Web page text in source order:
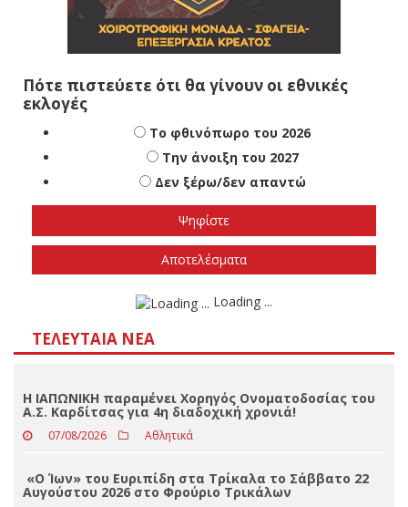
Πότε πιστεύετε ότι θα γίνουν οι εθνικές
εκλογές
Το φθινόπωρο του 2026
Την άνοιξη του 2027
Δεν ξέρω/δεν απαντώ
ΤΕΛΕΥΤΑΊΑ ΝΈΑ
Η ΙΑΠΩΝΙΚΗ παραμένει Χορηγός Ονοματοδοσίας του
Α.Σ. Καρδίτσας για 4η διαδοχική χρονιά!